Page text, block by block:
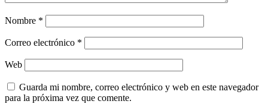
Nombre *
Correo electrónico *
Web
Guarda mi nombre, correo electrónico y web en este navegador
para la próxima vez que comente.